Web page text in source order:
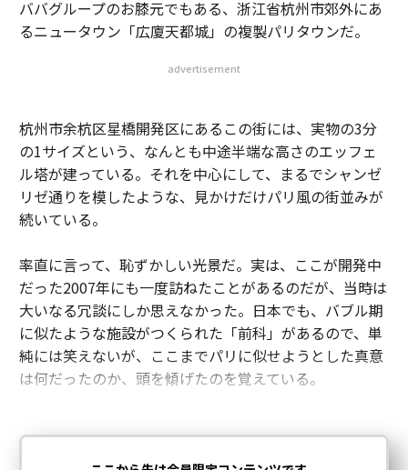
ババグループのお膝元でもある、浙江省杭州市郊外にあ
るニュータウン「広廈天都城」の複製パリタウンだ。
advertisement
杭州市余杭区星橋開発区にあるこの街には、実物の3分
の1サイズという、なんとも中途半端な高さのエッフェ
ル塔が建っている。それを中心にして、まるでシャンゼ
リゼ通りを模したような、見かけだけパリ風の街並みが
続いている。
率直に言って、恥ずかしい光景だ。実は、ここが開発中
だった2007年にも一度訪ねたことがあるのだが、当時は
大いなる冗談にしか思えなかった。日本でも、バブル期
に似たような施設がつくられた「前科」があるので、単
純には笑えないが、ここまでパリに似せようとした真意
は何だったのか、頭を傾げたのを覚えている。